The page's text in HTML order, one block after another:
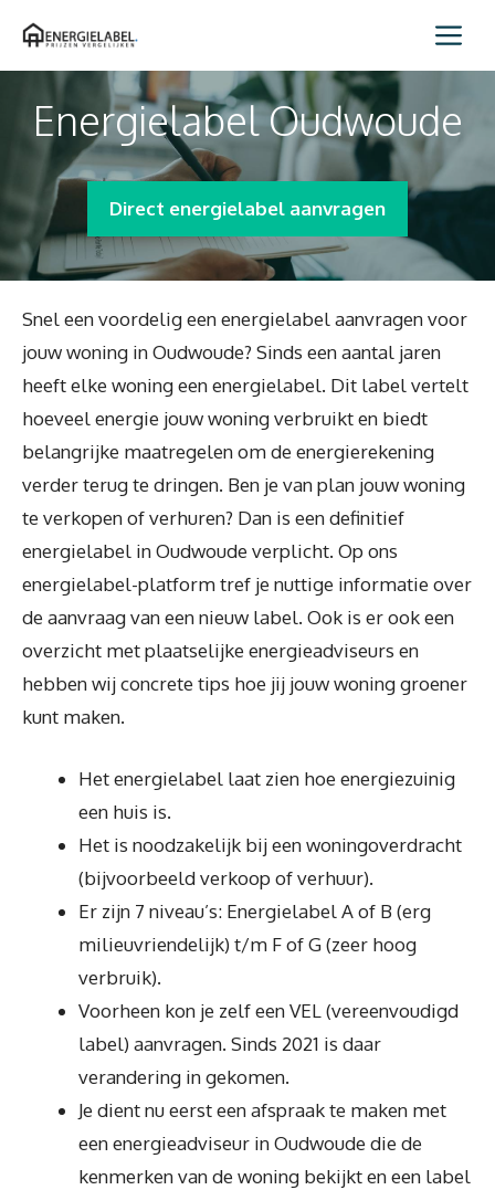
naar
Energielabel Oudwoude
Direct energielabel aanvragen
Snel een voordelig een energielabel aanvragen voor
jouw woning in Oudwoude? Sinds een aantal jaren
heeft elke woning een energielabel. Dit label vertelt
hoeveel energie jouw woning verbruikt en biedt
belangrijke maatregelen om de energierekening
verder terug te dringen. Ben je van plan jouw woning
te verkopen of verhuren? Dan is een definitief
energielabel in Oudwoude verplicht. Op ons
energielabel-platform tref je nuttige informatie over
de aanvraag van een nieuw label. Ook is er ook een
overzicht met plaatselijke energieadviseurs en
hebben wij concrete tips hoe jij jouw woning groener
kunt maken.
Het energielabel laat zien hoe energiezuinig
een huis is.
Het is noodzakelijk bij een woningoverdracht
(bijvoorbeeld verkoop of verhuur).
Er zijn 7 niveau’s: Energielabel A of B (erg
milieuvriendelijk) t/m F of G (zeer hoog
verbruik).
Voorheen kon je zelf een VEL (vereenvoudigd
label) aanvragen. Sinds 2021 is daar
verandering in gekomen.
Je dient nu eerst een afspraak te maken met
een energieadviseur in Oudwoude die de
kenmerken van de woning bekijkt en een label